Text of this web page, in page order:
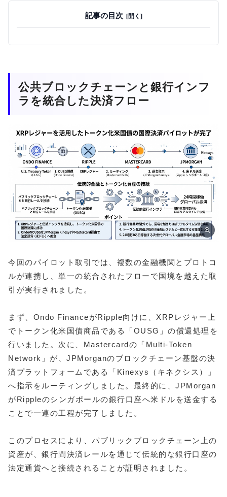
記事の目次
公共ブロックチェーンと銀行インフ
ラを統合した決済フロー
今回のパイロット取引では、複数の金融機関とプロトコ
ルが連携し、単一の統合されたフローで国境を越えた取
引が実行されました。
まず、Ondo FinanceがRipple向けに、XRPレジャー上
でトークン化米国債商品である「OUSG」の償還処理を
行いました。次に、Mastercardの「Multi-Token
Network」が、JPMorganのブロックチェーン基盤の決
済プラットフォームである「Kinexys（キネクシス）」
へ指示をルーティングしました。最終的に、JPMorgan
がRippleのシンガポールの銀行口座へ米ドルを送金する
ことで一連の工程が完了しました。
このプロセスにより、パブリックブロックチェーン上の
資産が、銀行間決済レールを通じて伝統的な銀行口座の
法定通貨へと接続されることが証明されました。